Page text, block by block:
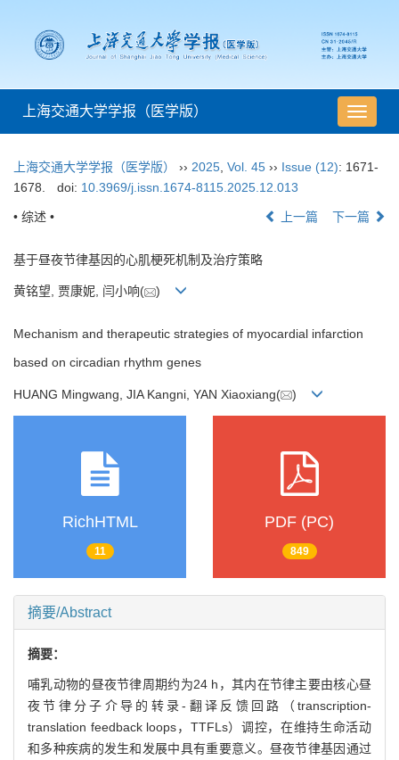
导
航
换
上海交通大学学报（医学版）
上海交通大学学报（医学版） ›› 2025 Vol. 45 ›› Issue (12): 1671-
1678.
doi: 10.3969/j.issn.1674-8115.2025.12.013
• 综述 • 上一篇 下一篇
基于昼夜节律基因的心肌梗死机制及治疗策略
黄铭望, 贾康妮, 闫小响( )
Mechanism and therapeutic strategies of myocardial infarction
based on circadian rhythm genes
HUANG Mingwang, JIA Kangni, YAN Xiaoxiang( )
RichHTML
11
PDF (PC)
849
摘要/Abstract
摘要：
哺乳动物的昼夜节律周期约为24 h，其内在节律主要由核心昼
夜节律分子介导的转录-翻译反馈回路（transcription-
translation feedback loops，TTFLs）调控，在维持生命活动
和多种疾病的发生和发展中具有重要意义。昼夜节律基因通过